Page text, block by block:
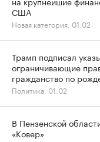
США
Новая категория, 01:02
Трамп подписал
ограничивающие
гражданство по
Политика, 01:02
В Пензенской
«Ковер»